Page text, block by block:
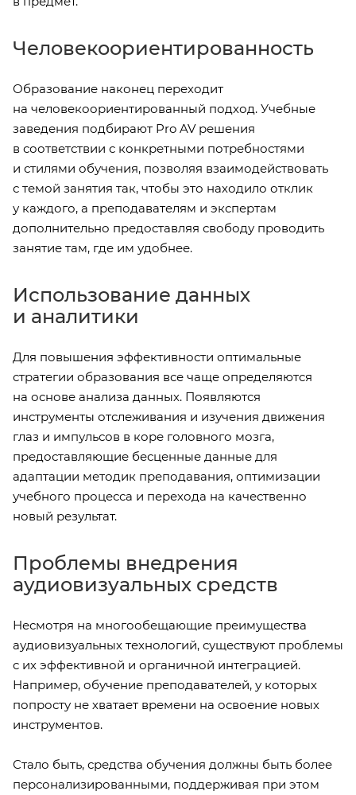
Человекоориентированность
Образование наконец переходит
на человекоориентированный подход. Учебные
заведения подбирают Pro AV решения
в соответствии с конкретными потребностями
и стилями обучения, позволяя взаимодействовать
с темой занятия так, чтобы это находило отклик
у каждого, а преподавателям и экспертам
дополнительно предоставляя свободу проводить
занятие там, где им удобнее.
Использование данных
и аналитики
Для повышения эффективности оптимальные
стратегии образования все чаще определяются
на основе анализа данных. Появляются
инструменты отслеживания и изучения движения
глаз и импульсов в коре головного мозга,
предоставляющие бесценные данные для
адаптации методик преподавания, оптимизации
учебного процесса и перехода на качественно
новый результат.
Проблемы внедрения
аудиовизуальных средств
Несмотря на многообещающие преимущества
аудиовизуальных технологий, существуют проблемы
с их эффективной и органичной интеграцией.
Например, обучение преподавателей, у которых
попросту не хватает времени на освоение новых
инструментов.
Стало быть, средства обучения должны быть более
персонализированными, поддерживая при этом